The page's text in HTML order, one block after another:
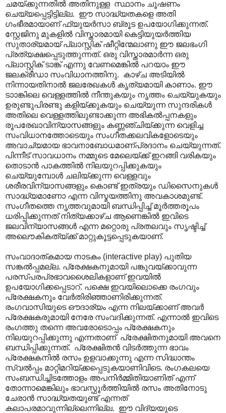
ചമയ്ക്കുന്നതിൽ അതിനുള്ള സ്ഥാനം ചൂഷണം
ചെയ്യപ്പെട്ടിട്ടില്ല. ഈ സാദ്ധ്യതകളെ അതി
ഗംഭീരമായാണ് ഫ്യുയർസാ ബ്രൂട ഉപയോഗിക്കുന്നത്.
സ്റ്റേജിനു മുകളിൽ വിസ്താരമായി കെട്ടിയുയർത്തിയ
സുതാര്യമായ് പ്ലാസ്റ്റിക് ഷീറ്റിന്മേലാണു ഈ ജലഭംഗി
പ്രത്യക്ഷപ്പെടുത്തുന്നത്. ഒരു വിസ്താരമാർന്ന ഒരു
പ്ലാസ്റ്റിക് ടാങ്ക് എന്നു വേണമെങ്കിൽ പറയാം ഈ
ജലക്രീഡാ സംവിധാനത്തിനു. കാഴ്ച അടിയിൽ
നിന്നായതിനാൽ ജലരേഖകൾ കൃത്യമായി കാണാം. ഈ
ടാ‍ാങ്കിലെ വെള്ളത്തിൽ നീന്തുകയും നൃത്തം ചെയ്യുകയും
ഉരുണ്ടുപിരണ്ടു കളിയ്ക്കുകയും ചെയ്യുന്ന സുന്ദരികൾ
അതിലെ വെള്ളത്തിലുണ്ടാക്കുന്ന അഭികൽ‌പ്പനകളും
രൂപരേഖാവിന്യാസങ്ങളും കണ്ണഞ്ചിയ്ക്കുന്ന വെളിച്ച
സംവിധാനത്തോടെയും സംഗീതക്കലവികളോടെയും
അവാച്യമായ ഭാവനാബോധമാണ്പ്രദാനം ചെയ്യുന്നത്.
പിന്നീട് സാവധാനം നമ്മുടെ മേലെയ്ക്ക് ഇറങ്ങി വരികയും
തൊടാൻ പാകത്തിൽ നിലയുറപ്പിക്കുകയും
ചെയ്യുമ്പോൾ ചലിയ്ക്കുന്ന വെള്ളവും
ശരീരവിന്യാസങ്ങളും കൊണ്ട് ഇത്രയും ഡിസൈനുകൾ
സാദ്ധ്യമാണോ എന്ന വിസ്മയത്തിനു അവകാശമുണ്ട്.
സംഗീതത്തെ നൃത്തവുമായി ബന്ധിപ്പിച്ച് മൂർത്തരൂപം
ധരിപ്പിക്കുന്നത് നിത്യക്കാഴ്ച ആണെങ്കിൽ ഇവിടെ
ജലവിന്യാസങ്ങൾ എന്ന മറ്റൊരു പ്രതലവും സൃഷ്ടിച്ച്
അലൌകികത്യ്ക്ക് മാറ്റുകൂട്ടപ്പെടുകയാണ്.
സംവാദാത്കമായ നാടകം (interactive play) പുതിയ
സങ്കൽ‌പ്പമല്ല. പ്രേക്ഷകനുമായി പങ്കുവയ്ക്കാവുന്ന
പരസ്പരപ്രഭാവശൈലികളാണ് ഇവയിൽ
ഉപയോഗിക്കപ്പെടാറ്. പക്ഷെ ഇവയിലൊക്കെ രംഗവും
പ്രേക്ഷകനും വേർതിരിഞ്ഞാണിരിക്കുന്നത്.
രംഗവാസിയുടെ ഔദാര്യം എന്ന നിലയ്ക്കാണ് അവർ
പ്രേക്ഷകരുമായി നേരേ സംവദിക്കുന്നത്. എന്നാൽ ഇവിടെ
രംഗത്തു തന്നെ അവരോടൊപ്പം പ്രേക്ഷകനും
നിലയുറപ്പിക്കുന്നു എന്നതാണ് പ്രേക്ഷിതനുമായി അവനെ
ബന്ധിപ്പിക്കുന്നത്. പ്രേക്ഷിതൻ വിടർത്തുന്ന ഭാവം
പ്രേക്ഷകനിൽ രസം ഉളവാക്കുന്നു എന്ന സിദ്ധാന്തം
സ്വൽ‌പ്പം മാറ്റിമറിയ്ക്കപ്പെടുകയാണിവിടെ. രംഗകലയെ
സംബന്ധിച്ചിടത്തോളം അപനിർമ്മിതിയാണിത് എന്ന്
തോന്നാമെങ്കിലും ഭാവസ്ഫൂർത്തിയിൽ രസം അതിനോടു
ചേരാൻ സാദ്ധ്യതയുണ്ട് എന്നത്
കലാപരമാവുന്നില്ലെന്നില്ല. ഈ വിദ്യയുടെ